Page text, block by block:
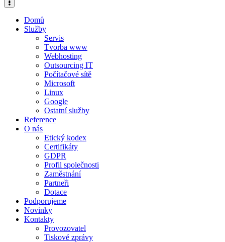
Domů
Služby
Servis
Tvorba www
Webhosting
Outsourcing IT
Počítačové sítě
Microsoft
Linux
Google
Ostatní služby
Reference
O nás
Etický kodex
Certifikáty
GDPR
Profil společnosti
Zaměstnání
Partneři
Dotace
Podporujeme
Novinky
Kontakty
Provozovatel
Tiskové zprávy